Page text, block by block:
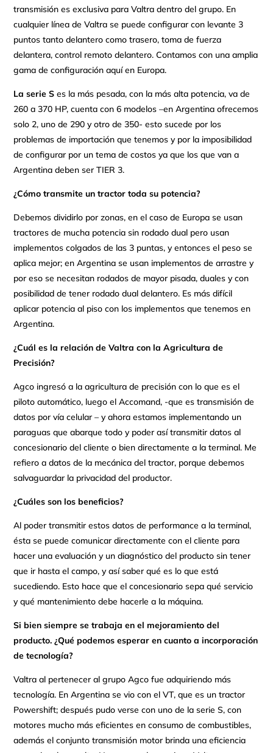
transmisión es exclusiva para Valtra dentro del grupo. En
cualquier línea de Valtra se puede configurar con levante 3
puntos tanto delantero como trasero, toma de fuerza
delantera, control remoto delantero. Contamos con una amplia
gama de configuración aquí en Europa.
La serie S es la más pesada, con la más alta potencia, va de
260 a 370 HP, cuenta con 6 modelos –en Argentina ofrecemos
solo 2, uno de 290 y otro de 350- esto sucede por los
problemas de importación que tenemos y por la imposibilidad
de configurar por un tema de costos ya que los que van a
Argentina deben ser TIER 3.
¿Cómo transmite un tractor toda su potencia?
Debemos dividirlo por zonas, en el caso de Europa se usan
tractores de mucha potencia sin rodado dual pero usan
implementos colgados de las 3 puntas, y entonces el peso se
aplica mejor; en Argentina se usan implementos de arrastre y
por eso se necesitan rodados de mayor pisada, duales y con
posibilidad de tener rodado dual delantero. Es más difícil
aplicar potencia al piso con los implementos que tenemos en
Argentina.
¿Cuál es la relación de Valtra con la Agricultura de
Precisión?
Agco ingresó a la agricultura de precisión con lo que es el
piloto automático, luego el Accomand, -que es transmisión de
datos por vía celular – y ahora estamos implementando un
paraguas que abarque todo y poder así transmitir datos al
concesionario del cliente o bien directamente a la terminal. Me
refiero a datos de la mecánica del tractor, porque debemos
salvaguardar la privacidad del productor.
¿Cuáles son los beneficios?
Al poder transmitir estos datos de performance a la terminal,
ésta se puede comunicar directamente con el cliente para
hacer una evaluación y un diagnóstico del producto sin tener
que ir hasta el campo, y así saber qué es lo que está
sucediendo. Esto hace que el concesionario sepa qué servicio
y qué mantenimiento debe hacerle a la máquina.
Si bien siempre se trabaja en el mejoramiento del
producto. ¿Qué podemos esperar en cuanto a incorporación
de tecnología?
Valtra al pertenecer al grupo Agco fue adquiriendo más
tecnología. En Argentina se vio con el VT, que es un tractor
Powershift; después pudo verse con uno de la serie S, con
motores mucho más eficientes en consumo de combustibles,
además el conjunto transmisión motor brinda una eficiencia